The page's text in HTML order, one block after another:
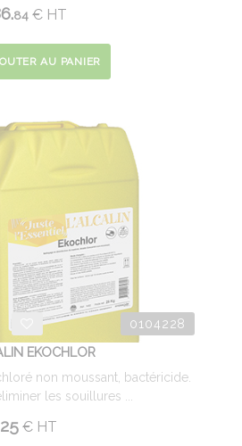
84 €HT
AU PANIER
0104228
EKOCHLOR
non moussant, bactéricide.
les souillures ...
25 € HT